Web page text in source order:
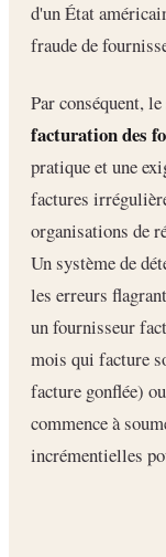
d'un État
fraude de
Par conséquent, le
facturation des
pratique et une
factures
organisations de
Un système de
les erreurs
un fournisseur
mois qui facture
facture gonflée)
commence à
incrémentielles